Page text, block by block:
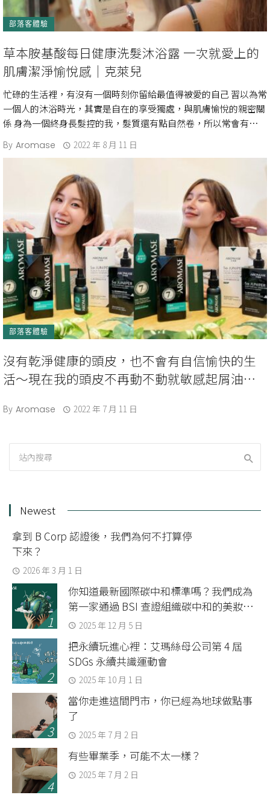
部落客體驗
草本胺基酸每日健康洗髮沐浴露 一次就愛上的
肌膚潔淨愉悅感｜克萊兒
忙碌的生活裡，有沒有一個時刻你留給最值得被愛的自己 習以為常
一個人的沐浴時光，其實是自在的享受獨處，與肌膚愉悅的親密關
係 身為一個終身長髮控的我，髮質還有點自然卷，所以常會有毛躁
By Aromase 2022 年 8 月 11 日
部落客體驗
沒有乾淨健康的頭皮，也不會有自信愉快的生
活～現在我的頭皮不再動不動就敏感起屑油膩
By Aromase 2022 年 7 月 11 日
Newest
拿到 B Corp 認證後，我們為何不打算停
下來？
2026 年 3 月 1 日
你知道最新國際碳中和標準嗎？我們成為
第一家通過 BSI 查證組織碳中和的美妝品
牌 2025 年 12 月 5 日
把永續玩進心裡：艾瑪絲母公司第 4 屆
SDGs 永續共識運動會
2025 年 10 月 1 日
當你走進這間門市，你已經為地球做點事
了
2025 年 7 月 2 日
有些畢業季，可能不太一樣？
2025 年 7 月 2 日